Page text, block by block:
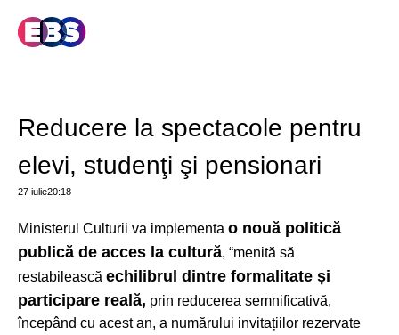
Reducere la spectacole pentru
elevi, studenţi şi pensionari
27 iulie20:18
Ministerul Culturii va implementa o nouă politică
publică de acces la cultură, “menită să
restabilească echilibrul dintre formalitate și
participare reală, prin reducerea semnificativă,
începând cu acest an, a numărului invitațiilor rezervate